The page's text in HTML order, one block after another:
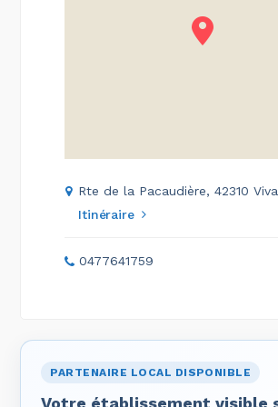
Rte de la Pacaudière, 42310
Itinéraire
0477641759
PARTENAIRE LOCAL DISPONIBLE
Votre établissement visible